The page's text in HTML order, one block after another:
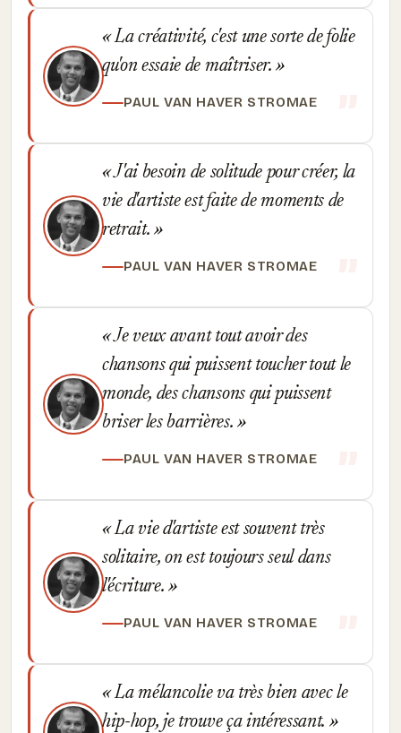
La créativité, c'est une sorte de folie
qu'on essaie de maîtriser.
PAUL VAN HAVER STROMAE
J'ai besoin de solitude pour créer, la
vie d'artiste est faite de moments de
retrait.
PAUL VAN HAVER STROMAE
Je veux avant tout avoir des
chansons qui puissent toucher tout le
monde, des chansons qui puissent
briser les barrières.
PAUL VAN HAVER STROMAE
La vie d'artiste est souvent très
solitaire, on est toujours seul dans
l'écriture.
PAUL VAN HAVER STROMAE
La mélancolie va très bien avec le
hip-hop, je trouve ça intéressant.